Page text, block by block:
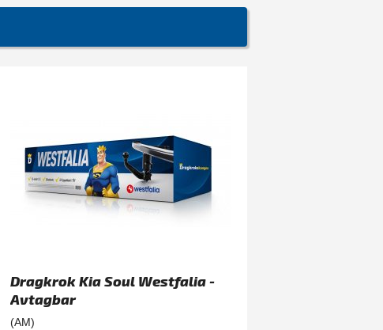
Dragkrok Kia Soul Westfalia -
Avtagbar
(AM)